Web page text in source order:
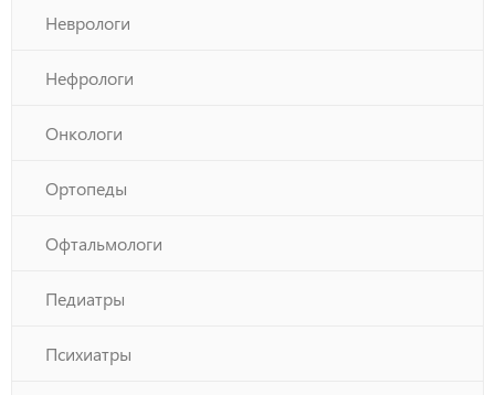
Неврологи
Нефрологи
Онкологи
Ортопеды
Офтальмологи
Педиатры
Психиатры